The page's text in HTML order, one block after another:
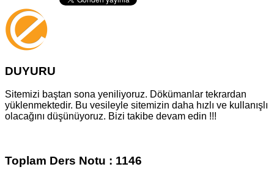
DUYURU
Sitemizi baştan sona yeniliyoruz. Dökümanlar tekrardan
yüklenmektedir. Bu vesileyle sitemizin daha hızlı ve kullanışlı
olacağını düşünüyoruz. Bizi takibe devam edin !!!
Toplam Ders Notu : 1146